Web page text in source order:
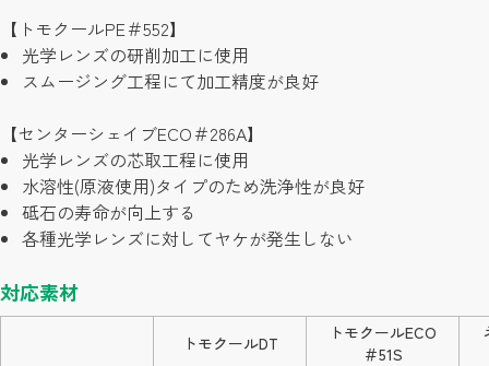
【トモクールPE＃552】
光学レンズの研削加工に使用
スムージング工程にて加工精度が良好
【センターシェイブECO＃286A】
光学レンズの芯取工程に使用
水溶性(原液使用)タイプのため洗浄性が良好
砥石の寿命が向上する
各種光学レンズに対してヤケが発生しない
対応素材
トモクールDT
トモクールECO
＃51S